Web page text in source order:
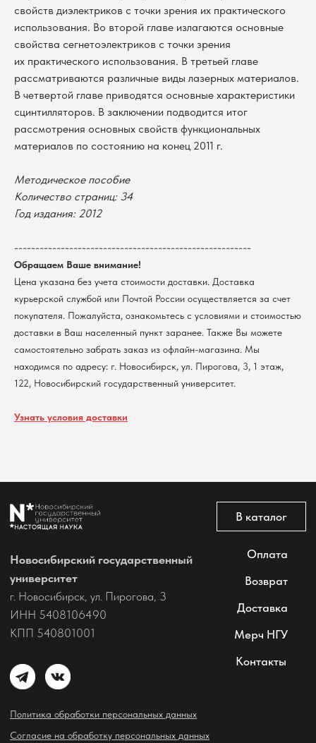
свойств диэлектриков с точки зрения их практического
использования. Во второй главе излагаются основные
свойства сегнетоэлектриков с точки зрения
их практического использования. В третьей главе
рассматриваются различные виды лазерных материалов.
В четвертой главе приводятся основные характеристики
сцинтилляторов. В заключении подводится итог
рассмотрения основных свойств функциональных
материалов по состоянию на конец 2011 г.
Методическое пособие
Количество страниц: 34
Год издания: 2012
--------------------------------------------------------
Обращаем Ваше внимание!
Цена указана без учета стоимости доставки. Доставка
курьерской службой или Почтой России осуществляется за счет
покупателя. Пожалуйста, ознакомьтесь с условиями и стоимостью
доставки в Ваш населенный пункт заранее. Также Вы можете
самостоятельно забрать заказ из офлайн-магазина. Мы
находимся по адресу: г. Новосибирск, ул. Пирогова, 3, 1 этаж,
122, Новосибирский государственный университет.
Узнать условия доставки
В каталог
@2026 Новосибирский государственный университет.
Все права защищены
Политика обработки персональных данных
Согласие на обработку персональных данных
университет
г. Новосибирск, ул. Пирогова, 3
ИНН 5408106490
КПП 540801001